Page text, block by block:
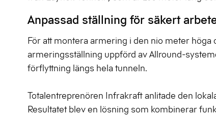
Anpassad ställning för säkert
För att montera armering i den nio meter
armeringsställning uppförd av Allround-
förflyttning längs hela tunneln.
Totalentreprenören Infrakraft anlitade den
Resultatet blev en lösning som kombinerar